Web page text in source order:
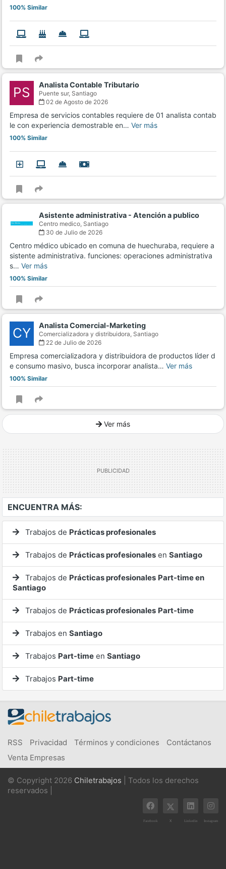
100% Similar
PS Analista Contable Tributario
Puente sur, Santiago
02 de Agosto de 2026
Empresa de servicios contables requiere de 01 analista contab
le con experiencia demostrable en… Ver más
100% Similar
Asistente administrativa - Atención a publico
Centro medico, Santiago
30 de Julio de 2026
Centro médico ubicado en comuna de huechuraba, requiere a
sistente administrativa. funciones: operaciones administrativa
s… Ver más
100% Similar
CY Analista Comercial-Marketing
Comercializadora y distribuidora, Santiago
22 de Julio de 2026
Empresa comercializadora y distribuidora de productos líder d
e consumo masivo, busca incorporar analista… Ver más
100% Similar
Ver más
ENCUENTRA MÁS:
Trabajos de Prácticas profesionales
Trabajos de Prácticas profesionales en Santiago
Trabajos de Prácticas profesionales Part-time en
Santiago
Trabajos de Prácticas profesionales Part-time
Trabajos en Santiago
Trabajos Part-time en Santiago
Trabajos Part-time
RSS Privacidad Términos y condiciones
Contáctanos
Venta Empresas
© Copyright 2026 Chiletrabajos | Todos los derechos
reservados |
Facebook X Linkedin Instagram